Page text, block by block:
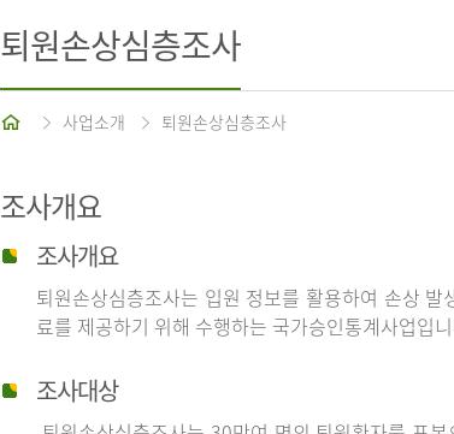
퇴원손상심층조사
홈 사업소개 퇴원손상심층조사
조사개요
조사개요
퇴원손상심층조사는 입원 정보를 활용하여 손상
료를 제공하기 위해 수행하는 국가승인통계사업입
조사대상